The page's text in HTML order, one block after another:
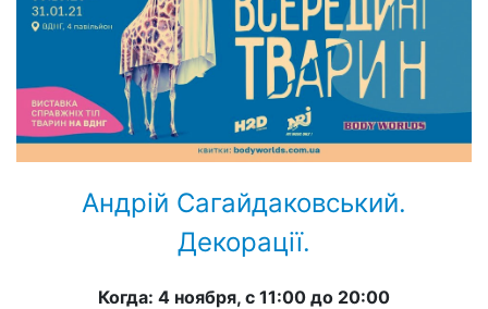
Андрій Сагайдаковський.
Декорації.
Когда: 4 ноября, с 11:00 до 20:00